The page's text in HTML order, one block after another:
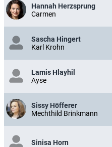
Hannah Herzsprung
Carmen
Sascha Hingert
Karl Krohn
Lamis Hlayhil
Ayse
Sissy Höfferer
Mechthild Brinkmann
Sinisa Horn